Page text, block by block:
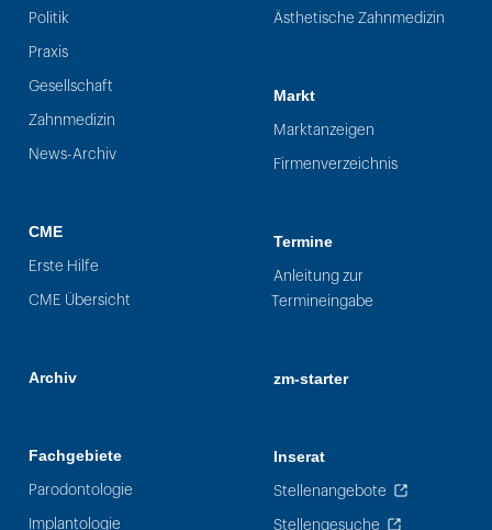
Politik
Praxis
Gesellschaft
Zahnmedizin
News-Archiv
CME
Erste Hilfe
CME Übersicht
Archiv
Fachgebiete
Parodontologie
Implantologie
Ästhetische Zahnmedizin
Markt
Marktanzeigen
Firmenverzeichnis
Termine
Anleitung zur
Termineingabe
zm-starter
Inserat
Stellenangebote
Stellengesuche